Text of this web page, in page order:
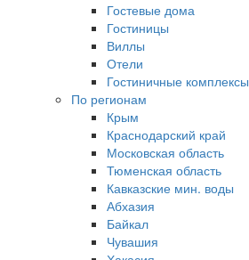
Гостевые дома
Гостиницы
Виллы
Отели
Гостиничные комплексы
По регионам
Крым
Краснодарский край
Московская область
Тюменская область
Кавказские мин. воды
Абхазия
Байкал
Чувашия